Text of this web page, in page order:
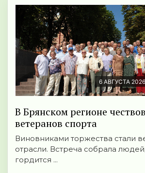
6 АВГУСТА
В Брянском регионе
ветеранов спорта
Виновниками торжества стали
отрасли. Встреча собрала
гордится ...